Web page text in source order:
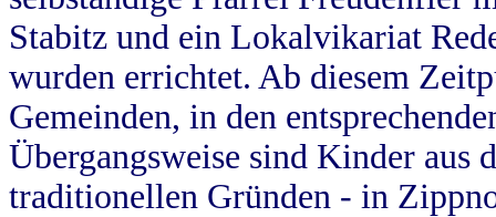
Stabitz und ein Lokalvikariat
wurden errichtet. Ab diesem
Gemeinden, in den
Übergangsweise sind Kinder aus
traditionellen Gründen - in